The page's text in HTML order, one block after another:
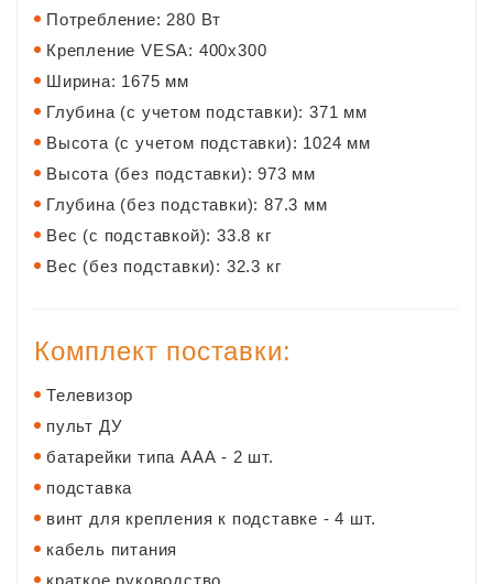
Потребление: 280 Вт
Крепление VESA: 400х300
Ширина: 1675 мм
Глубина (с учетом подставки): 371 мм
Высота (с учетом подставки): 1024 мм
Высота (без подставки): 973 мм
Глубина (без подставки): 87.3 мм
Вес (с подставкой): 33.8 кг
Вес (без подставки): 32.3 кг
Комплект поставки:
Телевизор
пульт ДУ
батарейки типа ААА - 2 шт.
подставка
винт для крепления к подставке - 4 шт.
кабель питания